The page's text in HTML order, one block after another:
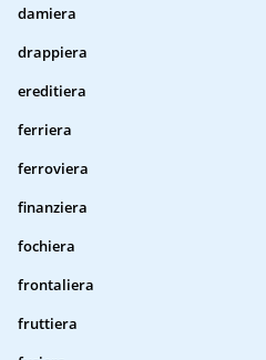
damiera
drappiera
ereditiera
ferriera
ferroviera
finanziera
fochiera
frontaliera
fruttiera